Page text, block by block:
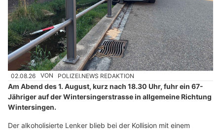
02.08.26 VON POLIZEI.NEWS REDAKTION
Am Abend des 1. August, kurz nach 18.30 Uhr, fuhr ein 67-
Jähriger auf der Wintersingerstrasse in allgemeine Richtung
Wintersingen.
Der alkoholisierte Lenker blieb bei der Kollision mit einem